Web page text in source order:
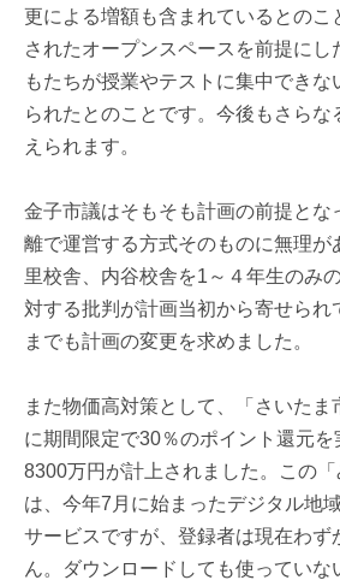
更による増額も含まれているとのこ
されたオープンスペースを前提にし
もたちが授業やテストに集中でき
られたとのことです。今後もさらな
えられます。
金子市議はそもそも計画の前提とな
離で運営する方式そのものに無理が
里校舎、内谷校舎を1～４年生のみ
対する批判が計画当初から寄せられ
までも計画の変更を求めました。
また物価高対策として、「さいたま
に期間限定で30％のポイント還元
8300万円が計上されました。この「
は、今年7月に始まったデジタル地
サービスですが、登録者は現在わず
ん。ダウンロードしても使っていな